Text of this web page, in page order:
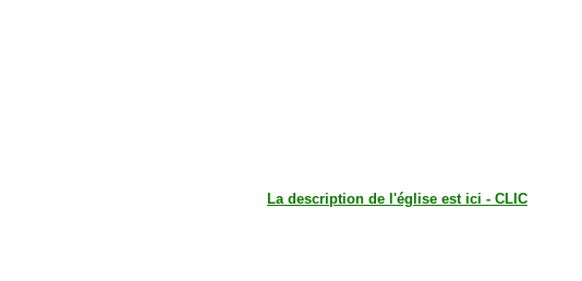
La description de l'église est ici - CLIC